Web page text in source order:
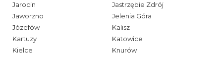
Jarocin
Jastrzębie Zdrój
Jaworzno
Jelenia Góra
Józefów
Kalisz
Kartuzy
Katowice
Kielce
Knurów